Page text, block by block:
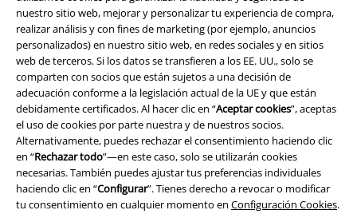
nuestro sitio web, mejorar y personalizar tu experiencia de compra,
realizar análisis y con fines de marketing (por ejemplo, anuncios
personalizados) en nuestro sitio web, en redes sociales y en sitios
web de terceros. Si los datos se transfieren a los EE. UU., solo se
comparten con socios que están sujetos a una decisión de
adecuación conforme a la legislación actual de la UE y que están
debidamente certificados. Al hacer clic en “Aceptar cookies”, aceptas
el uso de cookies por parte nuestra y de nuestros socios.
Alternativamente, puedes rechazar el consentimiento haciendo clic
en “Rechazar todo”—en este caso, solo se utilizarán cookies
necesarias. También puedes ajustar tus preferencias individuales
haciendo clic en “Configurar”. Tienes derecho a revocar o modificar
tu consentimiento en cualquier momento en Configuración Cookies.
A Warner Music Group Company
Seguridad